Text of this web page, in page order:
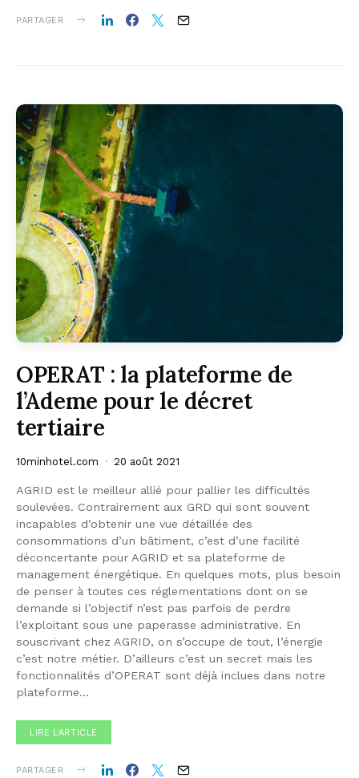
PARTAGER
OPERAT : la plateforme de
l’Ademe pour le décret
tertiaire
10minhotel.com 20 août 2021
AGRID est le meilleur allié pour pallier les difficultés
soulevées. Contrairement aux GRD qui sont souvent
incapables d’obtenir une vue détaillée des
consommations d’un bâtiment, c’est d’une facilité
déconcertante pour AGRID et sa plateforme de
management énergétique. En quelques mots, plus besoin
de penser à toutes ces réglementations dont on se
demande si l’objectif n’est pas parfois de perdre
l’exploitant sous une paperasse administrative. En
souscrivant chez AGRID, on s’occupe de tout, l’énergie
c’est notre métier. D’ailleurs c’est un secret mais les
fonctionnalités d’OPERAT sont déjà inclues dans notre
plateforme…
LIRE L'ARTICLE
PARTAGER